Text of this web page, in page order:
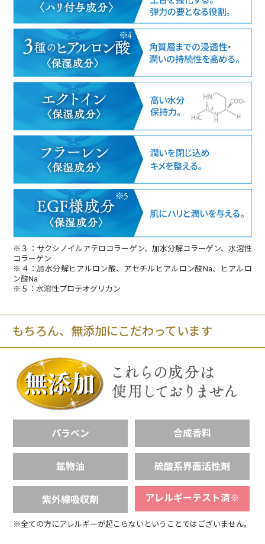
※３：サクシノイルアテロコラーゲン、加水分解コラーゲン、水溶性
コラーゲン
※４：加水分解ヒアルロン酸、アセチルヒアルロン酸Na、ヒアルロ
ン酸Na
※５：水溶性プロテオグリカン
もちろん、無添加にこだわっています
パラベン 合成香料
鉱物油 硫酸系界面活性剤
紫外線吸収剤 アレルギーテスト済※
※全ての方にアレルギーが起こらないということではございません。